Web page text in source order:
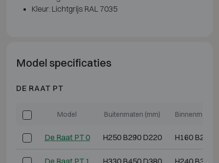
Kleur: Lichtgrijs RAL 7035
Model specificaties
DE RAAT PT
Model Buitenmaten (mm) Binnenmaten
De Raat PT 0 H250 B290 D220 H160 B220